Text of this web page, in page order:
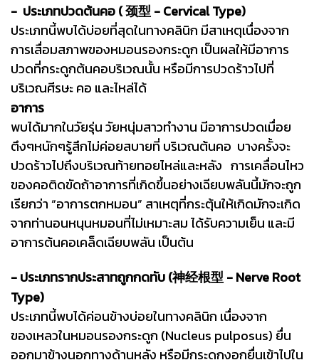
- ประเภทปวดต้นคอ ( 颈型 - Cervical Type)
ประเภทนี้พบได้บ่อยที่สุดในทางคลินิก มีสาเหตุเนื่องจาก
การเสื่อมสภาพของหมอนรองกระดูก เป็นผลให้มีอาการ
ปวดที่กระดูกต้นคอบริเวณนั้น หรือมีการปวดร้าวไปที่
บริเวณศีรษะ คอ และไหล่ได้
อาการ
พบได้มากในวัยรุ่น วัยหนุ่มสาวทำงาน มีอาการปวดเมื่อย
ตึงๆหนักๆรู้สึกไม่ค่อยสบายที่ บริเวณต้นคอ บางครั้งจะ
ปวดร้าวไปถึงบริเวณท้ายทอยไหล่และหลัง การเคลื่อนไหว
ของคอติดขัดถ้าอาการที่เกิดขึ้นอย่างเฉียบพลันนี้มักจะถูก
เรียกว่า “อาการตกหมอน” สาเหตุที่กระตุ้นให้เกิดมักจะเกิด
จากท่านอนหนุนหมอนที่ไม่เหมาะสม ได้รับความเย็น และมี
อาการต้นคอเคล็ดเฉียบพลัน เป็นต้น
- ประเภทรากประสาทถูกกดทับ (神经根型 - Nerve Root
Type)
ประเภทนี้พบได้ค่อนข้างบ่อยในทางคลินิก เนื่องจาก
ของเหลวในหมอนรองกระดูก (Nucleus pulposus) ยื่น
ออกมาข้างนอกทางด้านหลัง หรือมีกระดูกงอกยื่นเข้าไปใน